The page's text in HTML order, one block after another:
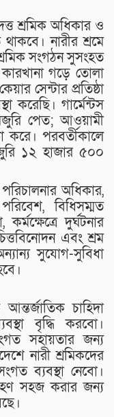
শ্রমিক অধিকার ও
নারীর শ্রমে
সংগঠন সুসংহত
কারখানা গড়ে তোলা
সেন্টার প্রতিষ্ঠা
করেছি। গার্মেন্টস
পেত; আওয়ামী
পরবর্তীকালে
১২ হাজার ৫০০
অধিকার,
বিধিসম্মত
কর্মক্ষেত্রে দুর্ঘটনার
এবং শ্রম
সুযোগ-সুবিধা
চাহিদা
বৃদ্ধি করবো।
সহায়তার জন্য
নারী শ্রমিকদের
ব্যবস্থা নেবো।
সহজ করার জন্য